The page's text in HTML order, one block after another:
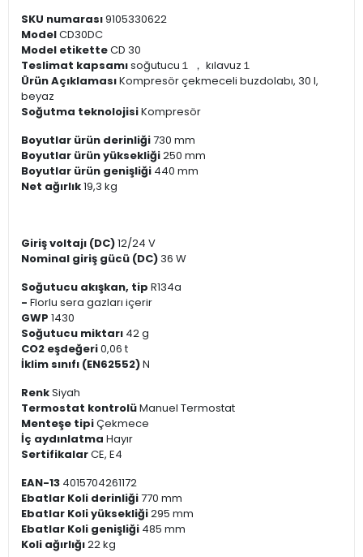
SKU numarası9105330622
ModelCD30DC
Model etiketteCD 30
Teslimat kapsamısoğutucu１ ， kılavuz１
Ürün AçıklamasıKompresör çekmeceli buzdolabı, 30 l,
beyaz
Soğutma teknolojisiKompresör
Boyutlar ürün derinliği730 mm
Boyutlar ürün yüksekliği250 mm
Boyutlar ürün genişliği 440 mm
Net ağırlık19,3 kg
Giriş voltajı (DC)12/24 V
Nominal giriş gücü (DC)36 W
Soğutucu akışkan, tip R134a
- Florlu sera gazları içerir
GWP 1430
Soğutucu miktarı 42 g
CO2 eşdeğeri0,06 t
İklim sınıfı (EN62552)N
RenkSiyah
Termostat kontrolüManuel Termostat
Menteşe tipiÇekmece
İç aydınlatma Hayır
SertifikalarCE, E4
EAN-13 4015704261172
Ebatlar Koli derinliği770 mm
Ebatlar Koli yüksekliği295 mm
Ebatlar Koli genişliği 485 mm
Koli ağırlığı22 kg